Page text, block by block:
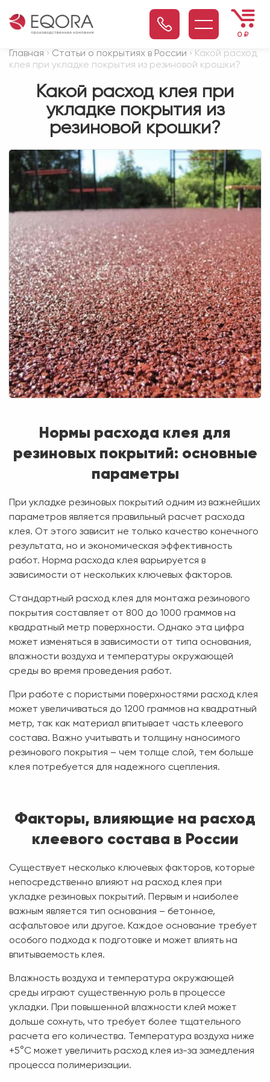
0 ₽
Главная › Статьи о покрытиях в России › Какой расход
клея при укладке покрытия из резиновой крошки?
Какой расход клея при
укладке покрытия из
резиновой крошки?
Нормы расхода клея для
резиновых покрытий: основные
параметры
При укладке резиновых покрытий одним из важнейших
параметров является правильный расчет расхода
клея. От этого зависит не только качество конечного
результата, но и экономическая эффективность
работ. Норма расхода клея варьируется в
зависимости от нескольких ключевых факторов.
Стандартный расход клея для монтажа резинового
покрытия составляет от 800 до 1000 граммов на
квадратный метр поверхности. Однако эта цифра
может изменяться в зависимости от типа основания,
влажности воздуха и температуры окружающей
среды во время проведения работ.
При работе с пористыми поверхностями расход клея
может увеличиваться до 1200 граммов на квадратный
метр, так как материал впитывает часть клеевого
состава. Важно учитывать и толщину наносимого
резинового покрытия – чем толще слой, тем больше
клея потребуется для надежного сцепления.
Факторы, влияющие на расход
клеевого состава в России
Существует несколько ключевых факторов, которые
непосредственно влияют на расход клея при
укладке резиновых покрытий. Первым и наиболее
важным является тип основания – бетонное,
асфальтовое или другое. Каждое основание требует
особого подхода к подготовке и может влиять на
впитываемость клея.
Влажность воздуха и температура окружающей
среды играют существенную роль в процессе
укладки. При повышенной влажности клей может
дольше сохнуть, что требует более тщательного
расчета его количества. Температура воздуха ниже
+5°C может увеличить расход клея из-за замедления
процесса полимеризации.